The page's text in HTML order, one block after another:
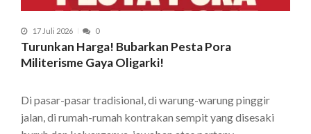
17 Juli 2026 0
Turunkan Harga! Bubarkan Pesta Pora
Militerisme Gaya Oligarki!
Di pasar-pasar tradisional, di warung-warung pinggir
jalan, di rumah-rumah kontrakan sempit yang disesaki